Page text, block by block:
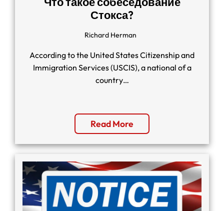
Стокса?
Richard Herman
According to the United States Citizenship and
Immigration Services (USCIS), a national of a
country…
Read More